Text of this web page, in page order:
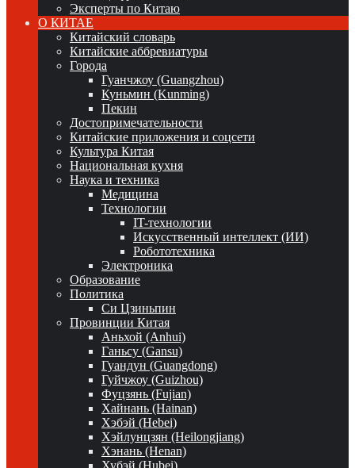
Эксперты по Китаю
О КИТАЕ
Китайский словарь
Китайские аббревиатуры
Города
Гуанчжоу (Guangzhou)
Куньмин (Kunming)
Пекин
Достопримечательности
Китайские приложения и соцсети
Культура Китая
Национальная кухня
Наука и техника
Медицина
Технологии
IT-технологии
Искусственный интеллект (ИИ)
Робототехника
Электроника
Образование
Политика
Си Цзиньпин
Провинции Китая
Аньхой (Anhui)
Ганьсу (Gansu)
Гуандун (Guangdong)
Гуйчжоу (Guizhou)
Фуцзянь (Fujian)
Хайнань (Hainan)
Хэбэй (Hebei)
Хэйлунцзян (Heilongjiang)
Хэнань (Henan)
Хубэй (Hubei)